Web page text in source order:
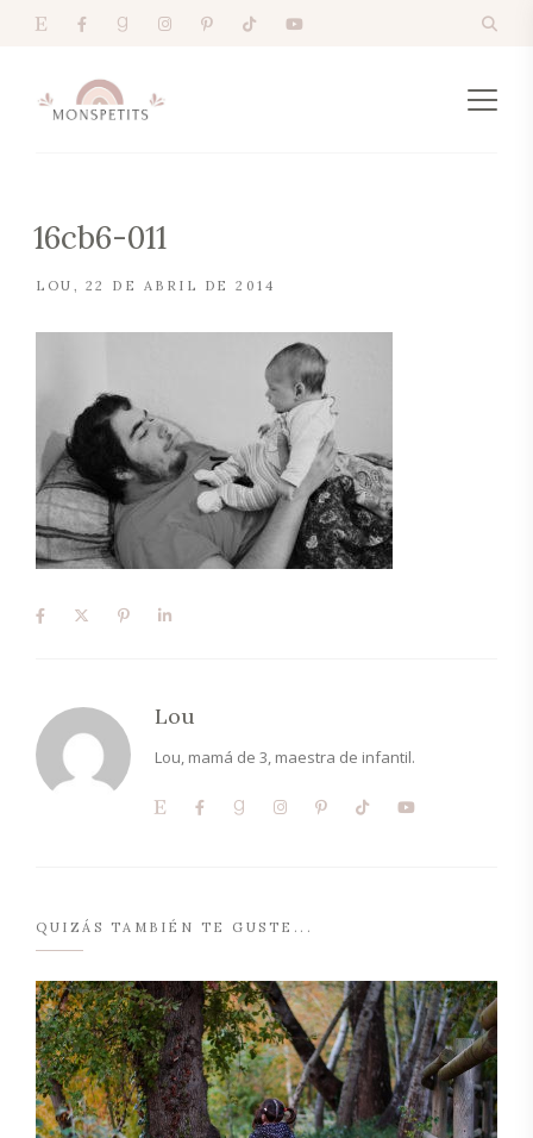
16cb6-011
LOU 22 DE ABRIL DE 2014
Lou
Lou, mamá de 3, maestra de infantil.
QUIZÁS TAMBIÉN TE GUSTE...